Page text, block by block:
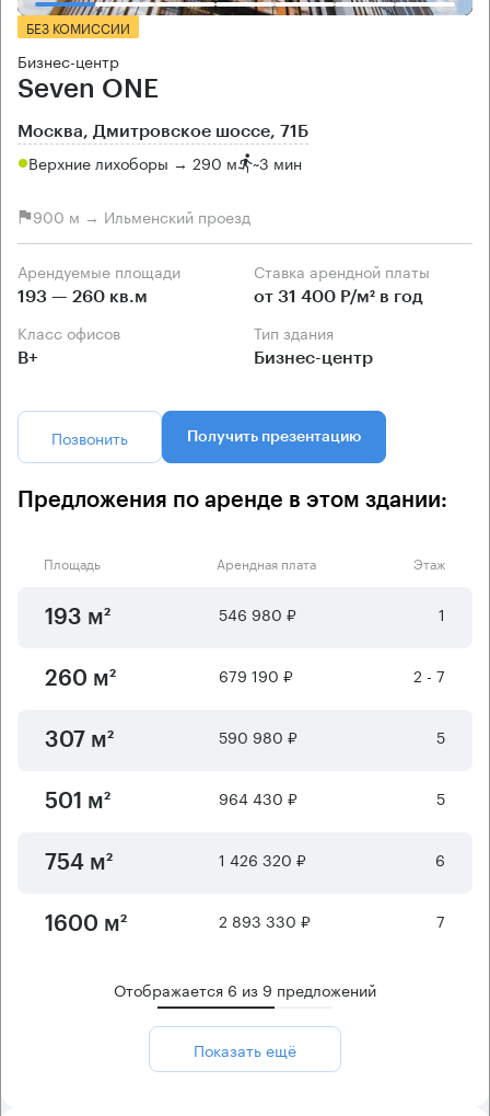
БЕЗ КОМИССИИ
Бизнес-центр
Seven ONE
Москва, Дмитровское шоссе, 71Б
Верхние лихоборы → 290 м ~3 мин
900 м → Ильменский проезд
Арендуемые площади
193 — 260 кв.м
Ставка арендной платы
от 31 400 Р/м² в год
Класс офисов
B+
Тип здания
Бизнес-центр
Позвонить Получить презентацию
Предложения по аренде в этом здании:
Площадь Арендная плата Этаж
193 м² 546 980 ₽ 1
260 м² 679 190 ₽ 2 - 7
307 м² 590 980 ₽ 5
501 м² 964 430 ₽ 5
754 м² 1 426 320 ₽ 6
1600 м² 2 893 330 ₽ 7
Отображается 6 из 9 предложений
Показать ещё